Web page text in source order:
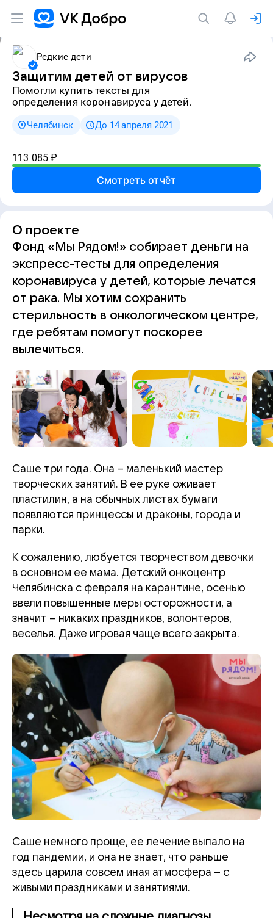
Редкие дети
Защитим детей от вирусов
Помогли купить тексты для
определения коронавируса у детей.
Челябинск До 14 апреля 2021
113 085 ₽
Смотреть отчёт
О проекте
Фонд «Мы Рядом!» собирает деньги на
экспресс-тесты для определения
коронавируса у детей, которые лечатся
от рака. Мы хотим сохранить
стерильность в онкологическом центре,
где ребятам помогут поскорее
вылечиться.
Саше три года. Она – маленький мастер
творческих занятий. В ее руке оживает
пластилин, а на обычных листах бумаги
появляются принцессы и драконы, города и
парки.
К сожалению, любуется творчеством девочки
в основном ее мама. Детский онкоцентр
Челябинска с февраля на карантине, осенью
ввели повышенные меры осторожности, а
значит – никаких праздников, волонтеров,
веселья. Даже игровая чаще всего закрыта.
Саше немного проще, ее лечение выпало на
год пандемии, и она не знает, что раньше
здесь царила совсем иная атмосфера – с
живыми праздниками и занятиями.